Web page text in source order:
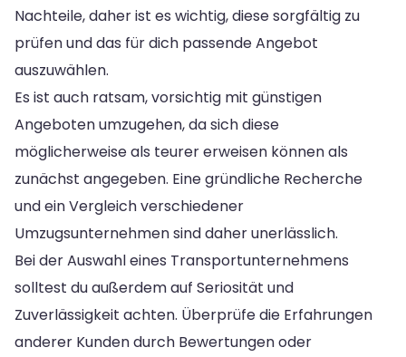
Nachteile, daher ist es wichtig, diese sorgfältig zu
prüfen und das für dich passende Angebot
auszuwählen.
Es ist auch ratsam, vorsichtig mit günstigen
Angeboten umzugehen, da sich diese
möglicherweise als teurer erweisen können als
zunächst angegeben. Eine gründliche Recherche
und ein Vergleich verschiedener
Umzugsunternehmen sind daher unerlässlich.
Bei der Auswahl eines Transportunternehmens
solltest du außerdem auf Seriosität und
Zuverlässigkeit achten. Überprüfe die Erfahrungen
anderer Kunden durch Bewertungen oder